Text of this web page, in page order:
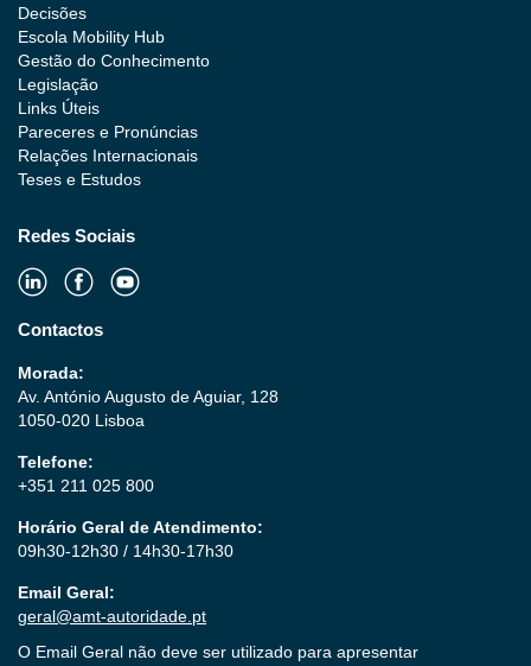
Decisões
Escola Mobility Hub
Gestão do Conhecimento
Legislação
Links Úteis
Pareceres e Pronúncias
Relações Internacionais
Teses e Estudos
Redes Sociais
Contactos
Morada:
Av. António Augusto de Aguiar, 128
1050-020 Lisboa
Telefone:
+351 211 025 800
Horário Geral de Atendimento:
09h30-12h30 / 14h30-17h30
Email Geral:
geral@amt-autoridade.pt
O Email Geral não deve ser utilizado para apresentar